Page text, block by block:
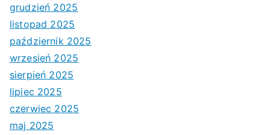
grudzień 2025
listopad 2025
październik 2025
wrzesień 2025
sierpień 2025
lipiec 2025
czerwiec 2025
maj 2025